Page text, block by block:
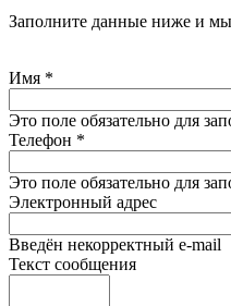
Заполните данные ниже и
Имя *
Это поле обязательно для
Телефон *
Это поле обязательно для
Электронный адрес
Введён некорректный e-mail
Текст сообщения